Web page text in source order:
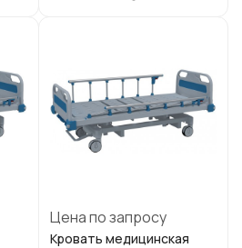
Цена по запросу
Кровать медицинская